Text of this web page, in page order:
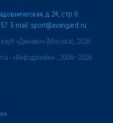
«Динамо» (Москва), 2026
д.24, стр.6.
E-mail: sport@avangard.ru
- «Инфодизайн» , 2006—2026